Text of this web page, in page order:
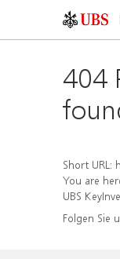
404
Short URL:
You are
UBS
Folgen Sie